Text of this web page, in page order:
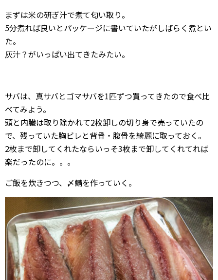
まずは米の研ぎ汁で煮て匂い取り。
5分煮れば良いとパッケージに書いていたがしばらく煮とい
た。
灰汁？がいっぱい出てきたみたい。
サバは、真サバとゴマサバを1匹ずつ買ってきたので食べ比
べてみよう。
頭と内臓は取り除かれて2枚卸しの切り身で売っていたの
で、残っていた胸ビレと背骨・腹骨を綺麗に取っておく。
2枚まで卸してくれたならいっそ3枚まで卸してくれてれば
楽だったのに。。。
ご飯を炊きつつ、〆鯖を作っていく。